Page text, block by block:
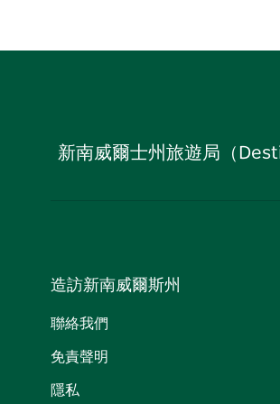
新南威爾士州旅遊局（
造訪新南威爾斯州
聯絡我們
免責聲明
隱私